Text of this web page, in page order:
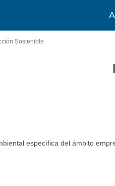
Sostenible
específica del ámbito